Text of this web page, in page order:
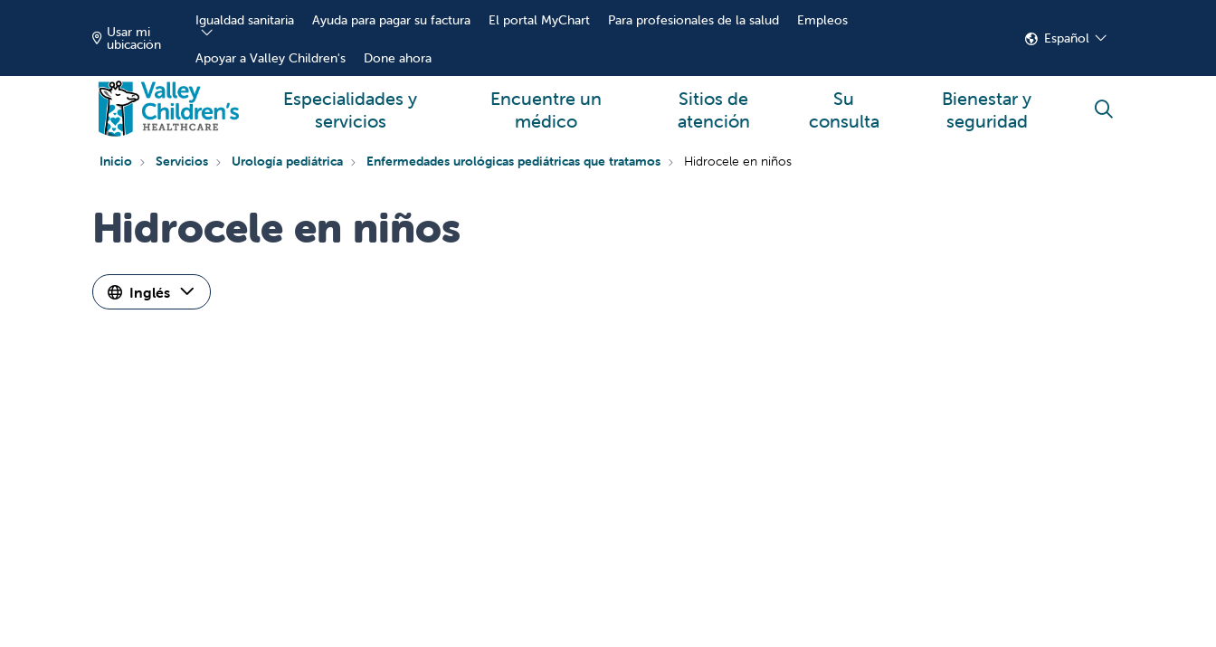
Usar mi
ubicación
Igualdad sanitaria Ayuda para pagar su factura El portal MyChart Para profesionales de la salud Empleos
Apoyar a Valley Children's Done ahora
Español
Especialidades y
servicios
Encuentre un
médico
Sitios de
atención
Su
consulta
Bienestar y
seguridad
buscar
Inicio Servicios Urología pediátrica Enfermedades urológicas pediátricas que tratamos Hidrocele en niños
Hidrocele en niños
Inglés